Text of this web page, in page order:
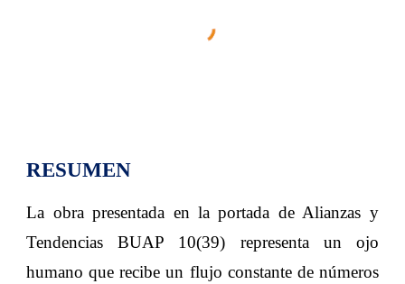
RESUMEN
La obra presentada en la portada de Alianzas y
Tendencias BUAP 10(39) representa un ojo
humano que recibe un flujo constante de números